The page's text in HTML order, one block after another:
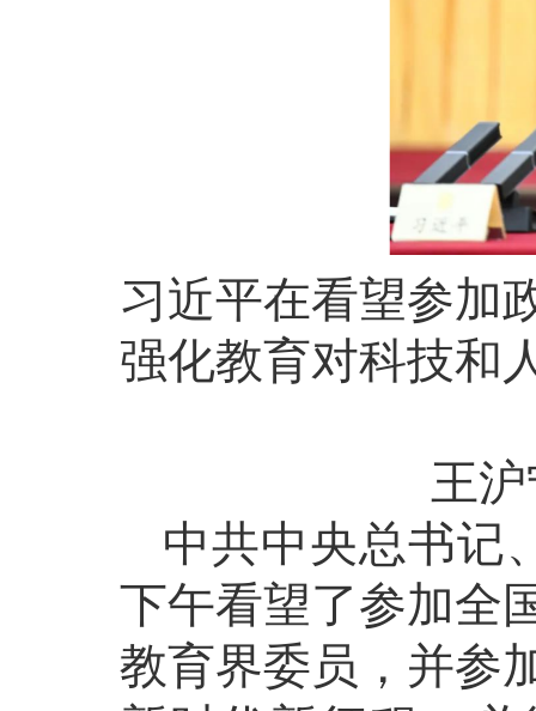
习近平在看望参加
强化教育对科技和
王
中共中央总书记
下午看望了参加全
教育界委员，并参